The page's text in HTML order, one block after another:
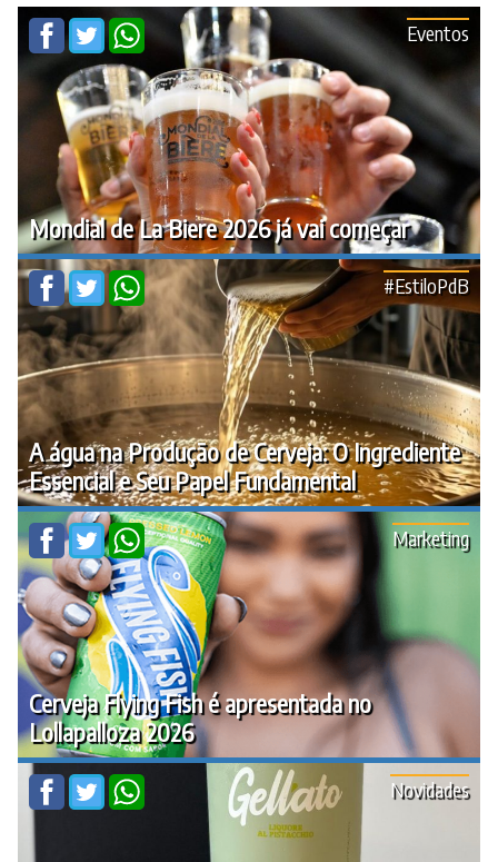
Mondial de La Biere 2026 já vai começar
Eventos
A água na Produção de Cerveja: O Ingrediente
Essencial e Seu Papel Fundamental
#EstiloPdB
Cerveja Flying Fish é apresentada no
Lollapalloza 2026
Marketing
Novidades